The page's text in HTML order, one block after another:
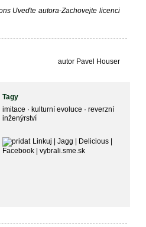
Uveďte autora-Zachovejte licenci
autor Pavel Houser
Tagy
imitace ·kulturní evoluce ·reverzní
inženýrství
Linkuj | Jagg | Delicious|
Facebook |vybrali.sme.sk